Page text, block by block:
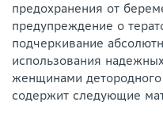
предохранения от
предупреждение о
подчеркивание
использования
женщинами
содержит следующие